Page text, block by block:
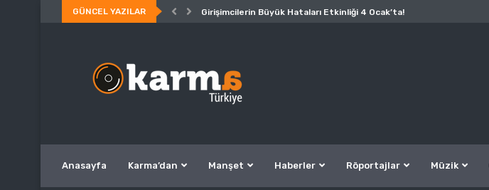
GÜNCEL YAZILAR Girişimcilerin Büyük Hataları Etkinliği 4 Ocak’ta!
Anasayfa Karma’dan Manşet Haberler Röportajlar Müzik